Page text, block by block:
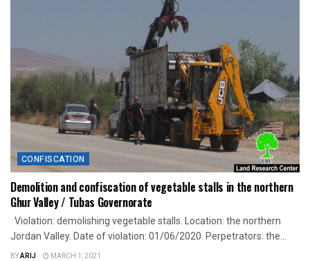
CONFISCATION
Demolition and confiscation of vegetable stalls in the northern
Ghur Valley / Tubas Governorate
Violation: demolishing vegetable stalls. Location: the northern
Jordan Valley. Date of violation: 01/06/2020. Perpetrators: the...
BYARIJ MARCH 1, 2021